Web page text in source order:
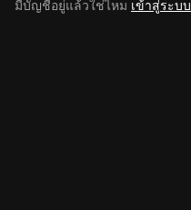
มีบัญชีอยู่แล้วใช่ไหม เข้าสู่ระบบ